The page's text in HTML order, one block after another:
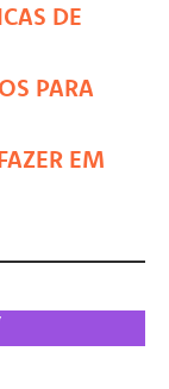
DE
PARA
EM